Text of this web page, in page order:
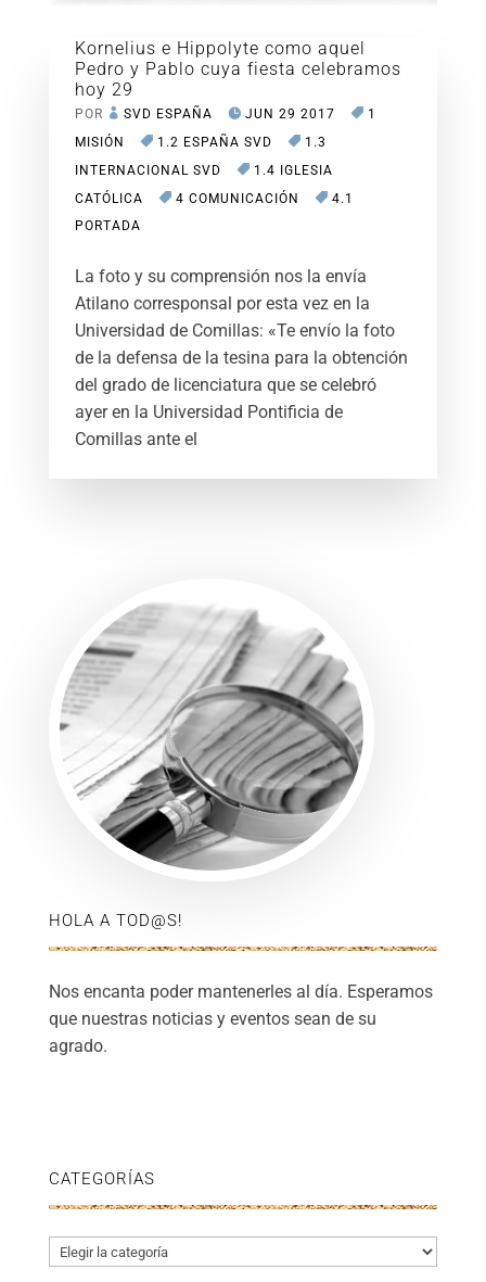
Kornelius e Hippolyte como aquel
Pedro y Pablo cuya fiesta celebramos
hoy 29
POR SVD ESPAÑA JUN 29 2017
1
MISIÓN
1.2 ESPAÑA SVD
1.3
INTERNACIONAL SVD
1.4 IGLESIA
CATÓLICA
4 COMUNICACIÓN
4.1
PORTADA
La foto y su comprensión nos la envía
Atilano corresponsal por esta vez en la
Universidad de Comillas: «Te envío la foto
de la defensa de la tesina para la obtención
del grado de licenciatura que se celebró
ayer en la Universidad Pontificia de
Comillas ante el
HOLA A TOD@S!
Nos encanta poder mantenerles al día. Esperamos
que nuestras noticias y eventos sean de su
agrado.
CATEGORÍAS
Categorías